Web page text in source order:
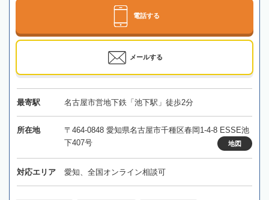
電話する
メールする
最寄駅 名古屋市営地下鉄「池下駅」徒歩2分
所在地
〒464-0848 愛知県名古屋市千種区春岡1-4-8 ESSE池
下407号
地図
対応エリア 愛知、全国オンライン相談可